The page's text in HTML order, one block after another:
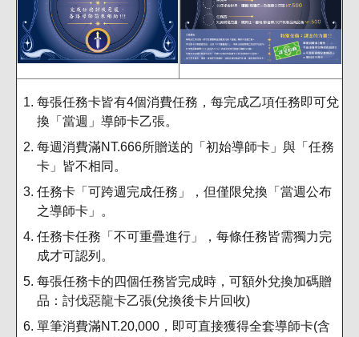
每張任務卡皆有4個消費任務，每完成乙項任務即可兌
換「當週」導師卡乙張。
每週消費滿NT.666所贈送的「初始導師卡」與「任務
卡」皆不相同。
任務卡「可跨週完成任務」，但僅限兌換「當週公布
之導師卡」。
任務卡任務「不可重疊進行」，每條任務皆需獨力完
成才可認列。
每張任務卡的四個任務皆完成時，可額外兌換加碼贈
品：討伐惡龍卡乙張(兌換後卡片回收)
單筆消費滿NT.20,000，即可直接獲得全套導師卡(含